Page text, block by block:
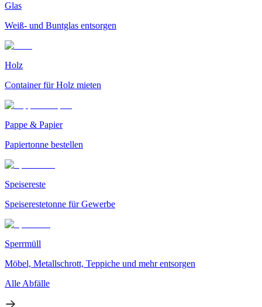
Glas
Weiß- und Buntglas entsorgen
Holz
Container für Holz mieten
Pappe & Papier
Papiertonne bestellen
Speisereste
Speiserestetonne für Gewerbe
Sperrmüll
Möbel, Metallschrott, Teppiche und mehr entsorgen
Alle Abfälle